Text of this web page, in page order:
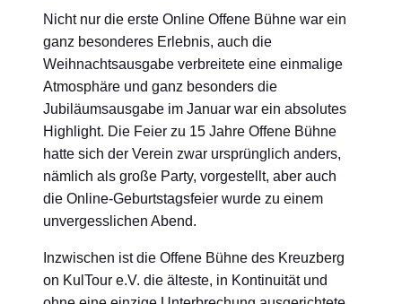
Nicht nur die erste Online Offene Bühne war ein
ganz besonderes Erlebnis, auch die
Weihnachtsausgabe verbreitete eine einmalige
Atmosphäre und ganz besonders die
Jubiläumsausgabe im Januar war ein absolutes
Highlight. Die Feier zu 15 Jahre Offene Bühne
hatte sich der Verein zwar ursprünglich anders,
nämlich als große Party, vorgestellt, aber auch
die Online-Geburtstagsfeier wurde zu einem
unvergesslichen Abend.
Inzwischen ist die Offene Bühne des Kreuzberg
on KulTour e.V. die älteste, in Kontinuität und